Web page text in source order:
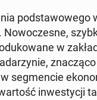
pod­sta­wo­we­go
No­wo­cze­sne,
w
seg­men­cie
in­we­sty­cji